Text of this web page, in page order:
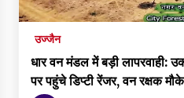
उज्जैन
धार वन मंडल में बड़ी लापरवाही:
पर पहुंचे डिप्टी रेंजर, वन रक्षक